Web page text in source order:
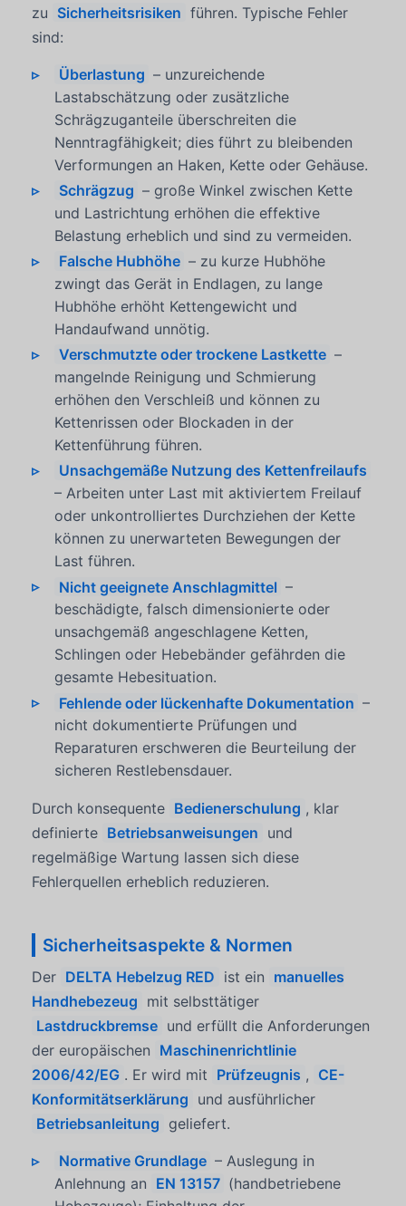
zu Sicherheitsrisiken führen. Typische Fehler
sind:
Überlastung – unzureichende
Lastabschätzung oder zusätzliche
Schrägzuganteile überschreiten die
Nenntragfähigkeit; dies führt zu bleibenden
Verformungen an Haken, Kette oder Gehäuse.
Schrägzug – große Winkel zwischen Kette
und Lastrichtung erhöhen die effektive
Belastung erheblich und sind zu vermeiden.
Falsche Hubhöhe – zu kurze Hubhöhe
zwingt das Gerät in Endlagen, zu lange
Hubhöhe erhöht Kettengewicht und
Handaufwand unnötig.
Verschmutzte oder trockene Lastkette –
mangelnde Reinigung und Schmierung
erhöhen den Verschleiß und können zu
Kettenrissen oder Blockaden in der
Kettenführung führen.
Unsachgemäße Nutzung des Kettenfreilaufs
– Arbeiten unter Last mit aktiviertem Freilauf
oder unkontrolliertes Durchziehen der Kette
können zu unerwarteten Bewegungen der
Last führen.
Nicht geeignete Anschlagmittel –
beschädigte, falsch dimensionierte oder
unsachgemäß angeschlagene Ketten,
Schlingen oder Hebebänder gefährden die
gesamte Hebesituation.
Fehlende oder lückenhafte Dokumentation –
nicht dokumentierte Prüfungen und
Reparaturen erschweren die Beurteilung der
sicheren Restlebensdauer.
Durch konsequente Bedienerschulung , klar
definierte Betriebsanweisungen und
regelmäßige Wartung lassen sich diese
Fehlerquellen erheblich reduzieren.
Sicherheitsaspekte & Normen
Der DELTA Hebelzug RED ist ein manuelles
Handhebezeug mit selbsttätiger
Lastdruckbremse und erfüllt die Anforderungen
der europäischen Maschinenrichtlinie
2006/42/EG . Er wird mit Prüfzeugnis , CE-
Konformitätserklärung und ausführlicher
Betriebsanleitung geliefert.
Normative Grundlage – Auslegung in
Anlehnung an EN 13157 (handbetriebene